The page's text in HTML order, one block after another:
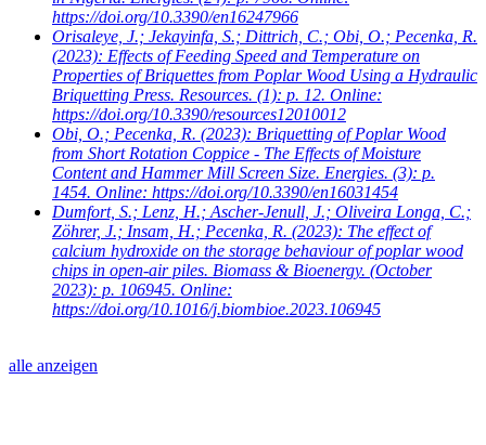
https://doi.org/10.3390/en16247966
Orisaleye, J.; Jekayinfa, S.; Dittrich, C.; Obi, O.; Pecenka, R.
(2023): Effects of Feeding Speed and Temperature on
Properties of Briquettes from Poplar Wood Using a Hydraulic
Briquetting Press. Resources. (1): p. 12. Online:
https://doi.org/10.3390/resources12010012
Obi, O.; Pecenka, R. (2023): Briquetting of Poplar Wood
from Short Rotation Coppice - The Effects of Moisture
Content and Hammer Mill Screen Size. Energies. (3): p.
1454. Online: https://doi.org/10.3390/en16031454
Dumfort, S.; Lenz, H.; Ascher-Jenull, J.; Oliveira Longa, C.;
Zöhrer, J.; Insam, H.; Pecenka, R. (2023): The effect of
calcium hydroxide on the storage behaviour of poplar wood
chips in open-air piles. Biomass & Bioenergy. (October
2023): p. 106945. Online:
https://doi.org/10.1016/j.biombioe.2023.106945
alle anzeigen